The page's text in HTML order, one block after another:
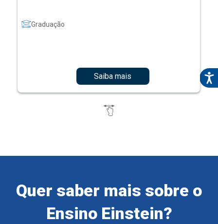
Graduação
Saiba mais
Quer saber mais sobre o
Ensino Einstein?